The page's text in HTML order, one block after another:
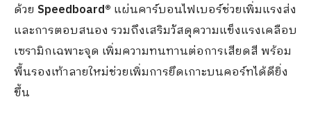
ด้วย Speedboard® แผ่นคาร์บอนไฟเบอร์ช่วยเพิ่มแรงส่ง
และการตอบสนอง รวมถึงเสริมวัสดุความแข็งแรงเคลือบ
เซรามิกเฉพาะจุด เพิ่มความทนทานต่อการเสียดสี พร้อม
พื้นรองเท้าลายใหม่ช่วยเพิ่มการยึดเกาะบนคอร์ทได้ดียิ่ง
ขึ้น